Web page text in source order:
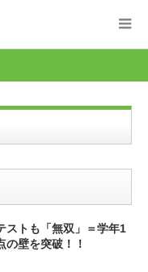
トも「無双」＝学年1
の壁を突破！！